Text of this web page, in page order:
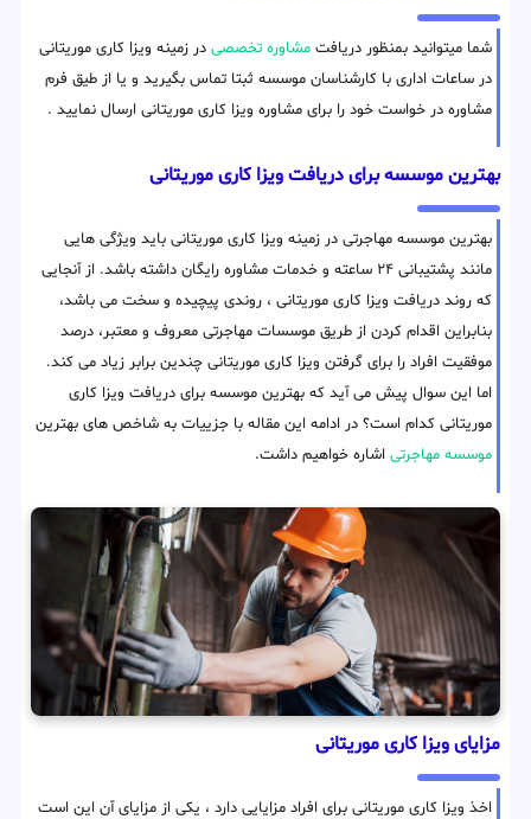
شما میتوانید بمنظور دریافت مشاوره تخصصی در زمینه ویزا کاری موریتانی
در ساعات اداری با کارشناسان موسسه ثبتا تماس بگیرید و یا از طیق فرم
مشاوره در خواست خود را برای مشاوره ویزا کاری موریتانی ارسال نمایید .
بهترین موسسه برای دریافت ویزا کاری موریتانی
بهترین موسسه مهاجرتی در زمینه ویزا کاری موریتانی باید ویژگی هایی
مانند پشتیبانی ۲۴ ساعته و خدمات مشاوره رایگان داشته باشد. از آنجایی
که روند دریافت ویزا کاری موریتانی ، روندی پیچیده و سخت می باشد،
بنابراین اقدام کردن از طریق موسسات مهاجرتی معروف و معتبر، درصد
موفقیت افراد را برای گرفتن ویزا کاری موریتانی چندین برابر زیاد می کند.
اما این سوال پیش می آید که بهترین موسسه برای دریافت ویزا کاری
موریتانی کدام است؟ در ادامه این مقاله با جزییات به شاخص های بهترین
موسسه مهاجرتی اشاره خواهیم داشت.
مزایای ویزا کاری موریتانی
اخذ ویزا کاری موریتانی برای افراد مزایایی دارد ، یکی از مزایای آن این است